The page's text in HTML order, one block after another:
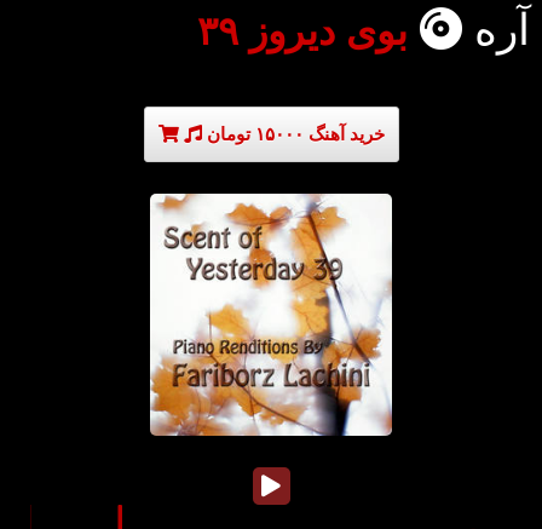
آره بوی دیروز ۳۹
خرید آهنگ ۱۵۰۰۰ تومان